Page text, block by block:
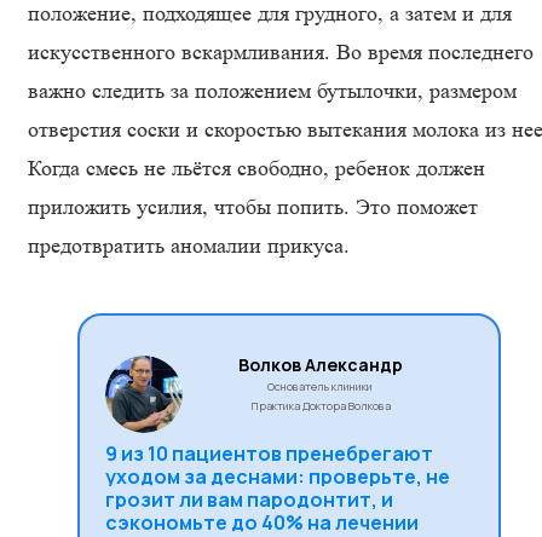
положение, подходящее для грудного, а затем и для
искусственного вскармливания. Во время последнего
важно следить за положением бутылочки, размером
отверстия соски и скоростью вытекания молока из
Когда смесь не льётся свободно, ребенок должен
приложить усилия, чтобы попить. Это поможет
предотвратить аномалии прикуса.
Волков Александр
Основатель клиники
Практика Доктора Волкова
9 из 10 пациентов пренебрегают
уходом за деснами: проверьте, не
грозит ли вам пародонтит, и
сэкономьте до 40% на лечении